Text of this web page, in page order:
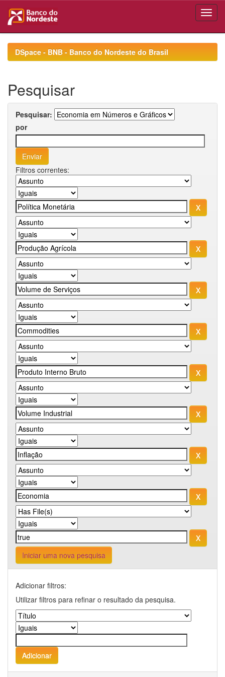
navigationDSpace - BNB - Banco do Nordeste do Brasil
Pesquisar
Pesquisar:
por
Filtros correntes:
Iniciar uma nova pesquisa
Adicionar filtros:
Utilizar filtros para refinar o resultado da pesquisa.